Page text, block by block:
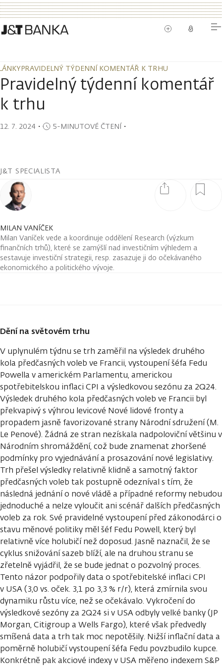
PRAVIDELNÝ TÝDENNÍ KOMENTÁŘ K TRHU
PRAVIDELNÝ TÝDENNÍ KOMENTÁŘ K TRHU
Pravidelný týdenní komentář
k trhu
12. 7. 2024 ・ 5-MINUTOVÉ ČTENÍ・
J&T SPECIALISTA
MILAN VANÍČEK
Milan Vaníček vede a koordinuje oddělení Research (výzkum
finančních trhů), které se zamýšlí nad investičním výhledem a
sestavuje investiční strategii, resp. zasazuje ji do očekávaného
ekonomického a politického vývoje.
Dění na světovém trhu
V uplynulém týdnu se trh zaměřil na výsledek druhého
kola předčasných voleb ve Francii, vystoupení šéfa Fedu
Powella v americkém Parlamentu, americkou
spotřebitelskou inflaci CPI a výsledkovou sezónu za 2Q24.
Výsledek druhého kola předčasných voleb ve Francii byl
překvapivý s výhrou levicové Nové lidové fronty a
propadem jasně favorizované strany Národní sdružení (M.
Le Penové). Žádná ze stran nezískala nadpoloviční většinu v
Národním shromáždění, což bude znamenat zhoršené
podmínky pro vyjednávání a prosazování nové legislativy.
Trh přešel výsledky relativně klidně a samotný faktor
předčasných voleb tak postupně odezníval s tím, že
následná jednání o nové vládě a případné reformy nebudou
jednoduché a nelze vyloučit ani scénář dalších předčasných
voleb za rok. Své pravidelné vystoupení před zákonodárci o
stavu měnové politiky měl šéf Fedu Powell, který byl
relativně více holubičí než doposud. Jasně naznačil, že se
cyklus snižování sazeb blíží, ale na druhou stranu se
zřetelně vyjádřil, že se bude jednat o pozvolný proces.
Tento názor podpořily data o spotřebitelské inflaci CPI
v USA (3,0 vs. oček. 3,1 po 3,3 % r/r), která zmírnila svou
dynamiku růstu více, než se očekávalo. Vykročení do
výsledkové sezóny za 2Q24 si v USA odbyly velké banky (JP
Morgan, Citigroup a Wells Fargo), které však předvedly
smíšená data a trh tak moc nepotěšily. Nižší inflační data a
poměrně holubičí vystoupení šéfa Fedu povzbudilo kupce.
Konkrétně pak akciové indexy v USA měřeno indexem S&P